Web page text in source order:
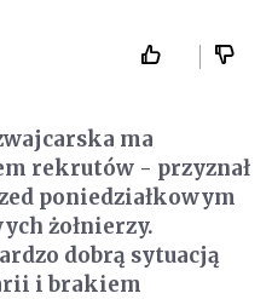
ma
rekrutów - przyznał
poniedziałkowym
żołnierzy.
dobrą sytuacją
i brakiem